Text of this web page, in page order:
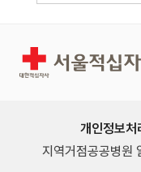
경인권역재활병원
개인정보처
지역거점공공병원